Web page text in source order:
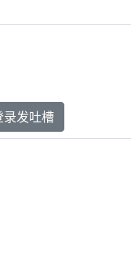
录发吐槽